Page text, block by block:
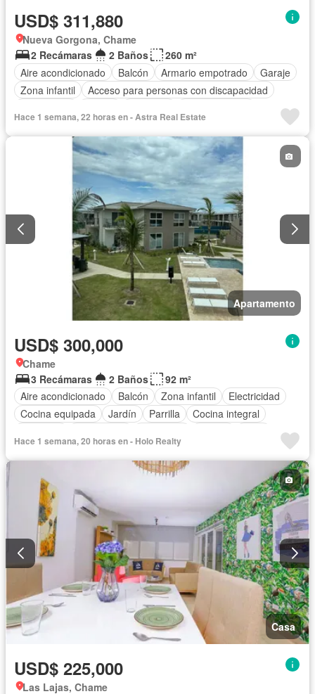
USD$ 311,880
Nueva Gorgona, Chame
2 Recámaras
2 Baños
260 m²
Aire acondicionado
Balcón Armario empotrado
Garaje
Zona infantil
Acceso para personas con discapacidad
Ascensor
Gas natural Vista panorámica
Piscina Agua
Hace 1 semana, 22 horas en - Astra Real Estate
Apartamento
USD$ 300,000
Chame
3 Recámaras
2 Baños
92 m²
Aire acondicionado
Balcón Zona infantil
Electricidad
Cocina equipada
Jardín Parrilla
Cocina integral
Hace 1 semana, 20 horas en - Holo Realty
Casa
USD$ 225,000
Las Lajas, Chame